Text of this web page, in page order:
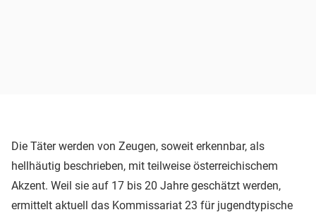
Die Täter werden von Zeugen, soweit erkennbar, als
hellhäutig beschrieben, mit teilweise österreichischem
Akzent. Weil sie auf 17 bis 20 Jahre geschätzt werden,
ermittelt aktuell das Kommissariat 23 für jugendtypische